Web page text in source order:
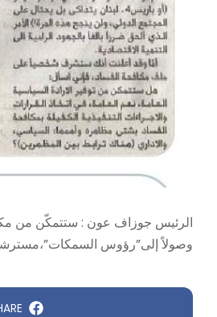
الرئيس جوزاف عون : ستتمكّن من
وصولاً إلى”رؤوس